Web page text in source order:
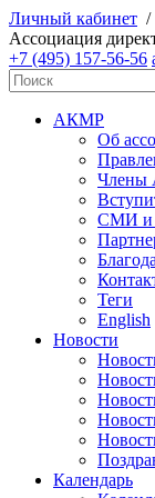
Личный кабинет /
Ассоциация
+7 (495) 157-56-56
АКМР
Об
СМИ и
Теги
English
Новости
Календарь